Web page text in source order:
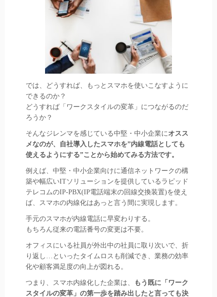
では、どうすれば、もっとスマホを使いこなすように
できるのか？
どうすれば「ワークスタイルの変革」につながるのだ
ろうか？
そんなジレンマを感じている中堅・中小企業にオスス
メなのが、自社導入したスマホを”内線電話としても
使えるようにする”ことから始めてみる方法です。
例えば、中堅・中小企業向けに通信ネットワークの構
築や幅広いITソリューションを提供しているラピッド
テレコムのIP-PBX(IP電話端末の回線交換装置)を使え
ば、スマホの内線化はあっと言う間に実現します。
手元のスマホが内線電話に早変わりする。
もちろん従来の電話番号の変更は不要。
オフィスにいる社員が外出中の社員に取り次いで、折
り返し…といったタイムロスも削減でき、業務の効率
化や顧客満足度の向上が図れる。
つまり、スマホ内線化した企業は、
もう既に「ワーク
スタイルの変革」の第一歩を踏み出したと言っても決